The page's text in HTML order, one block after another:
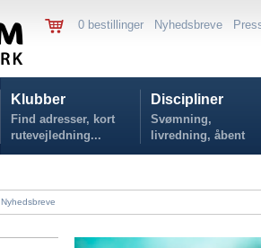
0 bestillinger Nyhedsbreve
Klubber
Find adresser, kort
rutevejledning...
Discipliner
Svømning,
livredning, åbent
vand...
Nyhedsbreve